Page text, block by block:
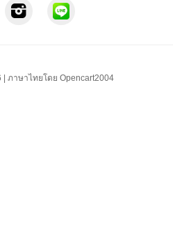
| ภาษาไทยโดย Opencart2004